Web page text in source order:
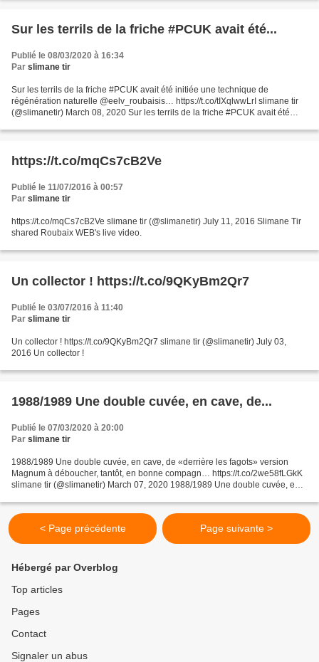
Sur les terrils de la friche #PCUK avait été...
Publié le 08/03/2020 à 16:34
Par slimane tir
Sur les terrils de la friche #PCUK avait été initiée une technique de
régénération naturelle @eelv_roubaisis… https://t.co/tIXqlwwLrI slimane tir
(@slimanetir) March 08, 2020 Sur les terrils de la friche #PCUK avait été
https://t.co/mqCs7cB2Ve
Publié le 11/07/2016 à 00:57
Par slimane tir
https://t.co/mqCs7cB2Ve slimane tir (@slimanetir) July 11, 2016 Slimane Tir
shared Roubaix WEB's live video.
Un collector ! https://t.co/9QKyBm2Qr7
Publié le 03/07/2016 à 11:40
Par slimane tir
Un collector ! https://t.co/9QKyBm2Qr7 slimane tir (@slimanetir) July 03,
2016 Un collector !
1988/1989 Une double cuvée, en cave, de...
Publié le 07/03/2020 à 20:00
Par slimane tir
1988/1989 Une double cuvée, en cave, de «derrière les fagots» version
Magnum à déboucher, tantôt, en bonne compagn… https://t.co/2we58fLGkK
slimane tir (@slimanetir) March 07, 2020 1988/1989 Une double cuvée, en
< Page précédente Page suivante >
Hébergé par Overblog
Top articles
Pages
Contact
Signaler un abus